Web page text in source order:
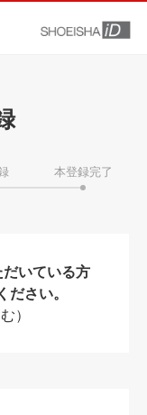
本登録完了
いている方
ださい。
）